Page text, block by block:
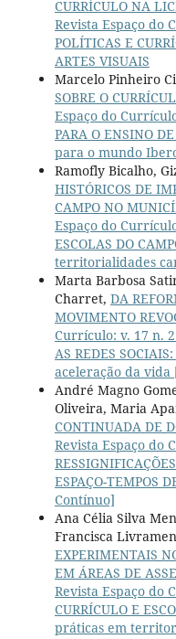
CURRÍCULO NA
Revista Espaço do
POLÍTICAS E
ARTES VISUAIS
Marcelo Pinheiro
SOBRE O
Espaço do
PARA O ENSINO
para o mundo
Ramofly Bicalho,
HISTÓRICOS DE
CAMPO NO
Espaço do
ESCOLAS DO
territorialidades
Marta Barbosa
Charret, DA
MOVIMENTO
Currículo: v. 17 n. 2
AS REDES
aceleração da vida
André Magno
Oliveira, Maria
CONTINUADA DE
Revista Espaço do
ESPAÇO-TEMPOS
Contínuo]
Ana Célia Silva
Francisca
EXPERIMENTAIS
EM ÁREAS DE
Revista Espaço do
CURRÍCULO E
práticas em